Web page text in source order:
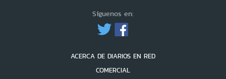
Síguenos en:
ACERCA DE DIARIOS EN RED
COMERCIAL